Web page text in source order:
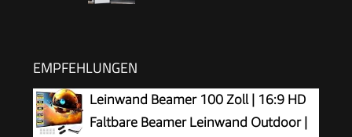
EMPFEHLUNGEN
Leinwand Beamer 100 Zoll | 16:9 HD
Faltbare Beamer Leinwand Outdoor |